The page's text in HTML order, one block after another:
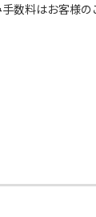
数料はお客様の